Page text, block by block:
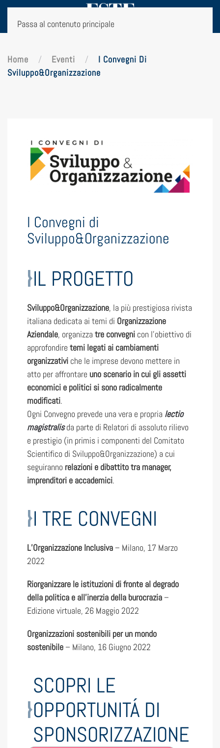
Passa al contenuto principale
Home Eventi
I Convegni Di
Sviluppo&Organizzazione
I Convegni di
Sviluppo&Organizzazione
IL PROGETTO
Sviluppo&Organizzazione, la più prestigiosa rivista
italiana dedicata ai temi di Organizzazione
Aziendale, organizza tre convegni con l’obiettivo di
approfondire temi legati ai cambiamenti
organizzativi che le imprese devono mettere in
atto per affrontare uno scenario in cui gli assetti
economici e politici si sono radicalmente
modificati.
Ogni Convegno prevede una vera e propria lectio
magistralis da parte di Relatori di assoluto rilievo
e prestigio (in primis i componenti del Comitato
Scientifico di Sviluppo&Organizzazione) a cui
seguiranno relazioni e dibattito tra manager,
imprenditori e accademici.
I TRE CONVEGNI
L’Organizzazione Inclusiva – Milano, 17 Marzo
2022
Riorganizzare le istituzioni di fronte al degrado
della politica e all’inerzia della burocrazia –
Edizione virtuale, 26 Maggio 2022
Organizzazioni sostenibili per un mondo
sostenibile – Milano, 16 Giugno 2022
SCOPRI LE
OPPORTUNITÁ DI
SPONSORIZZAZIONE